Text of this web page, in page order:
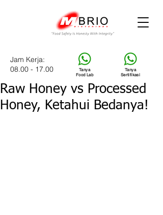
Tanya
Food Lab
Tanya
Sertifikasi
Jam Kerja:
08.00 - 17.00
Raw Honey vs Processed
Honey, Ketahui Bedanya!